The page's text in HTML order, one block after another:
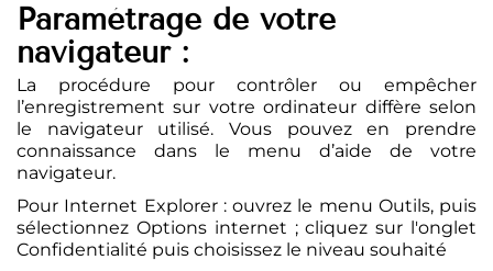
Paramétrage de votre
navigateur :
La procédure pour contrôler ou empêcher
l’enregistrement sur votre ordinateur diffère selon
le navigateur utilisé. Vous pouvez en prendre
connaissance dans le menu d’aide de votre
navigateur.
Pour Internet Explorer : ouvrez le menu Outils, puis
sélectionnez Options internet ; cliquez sur l'onglet
Confidentialité puis choisissez le niveau souhaité